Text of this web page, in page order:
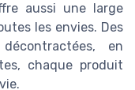
aussi une large
les envies. Des
décontractées, en
chaque produit